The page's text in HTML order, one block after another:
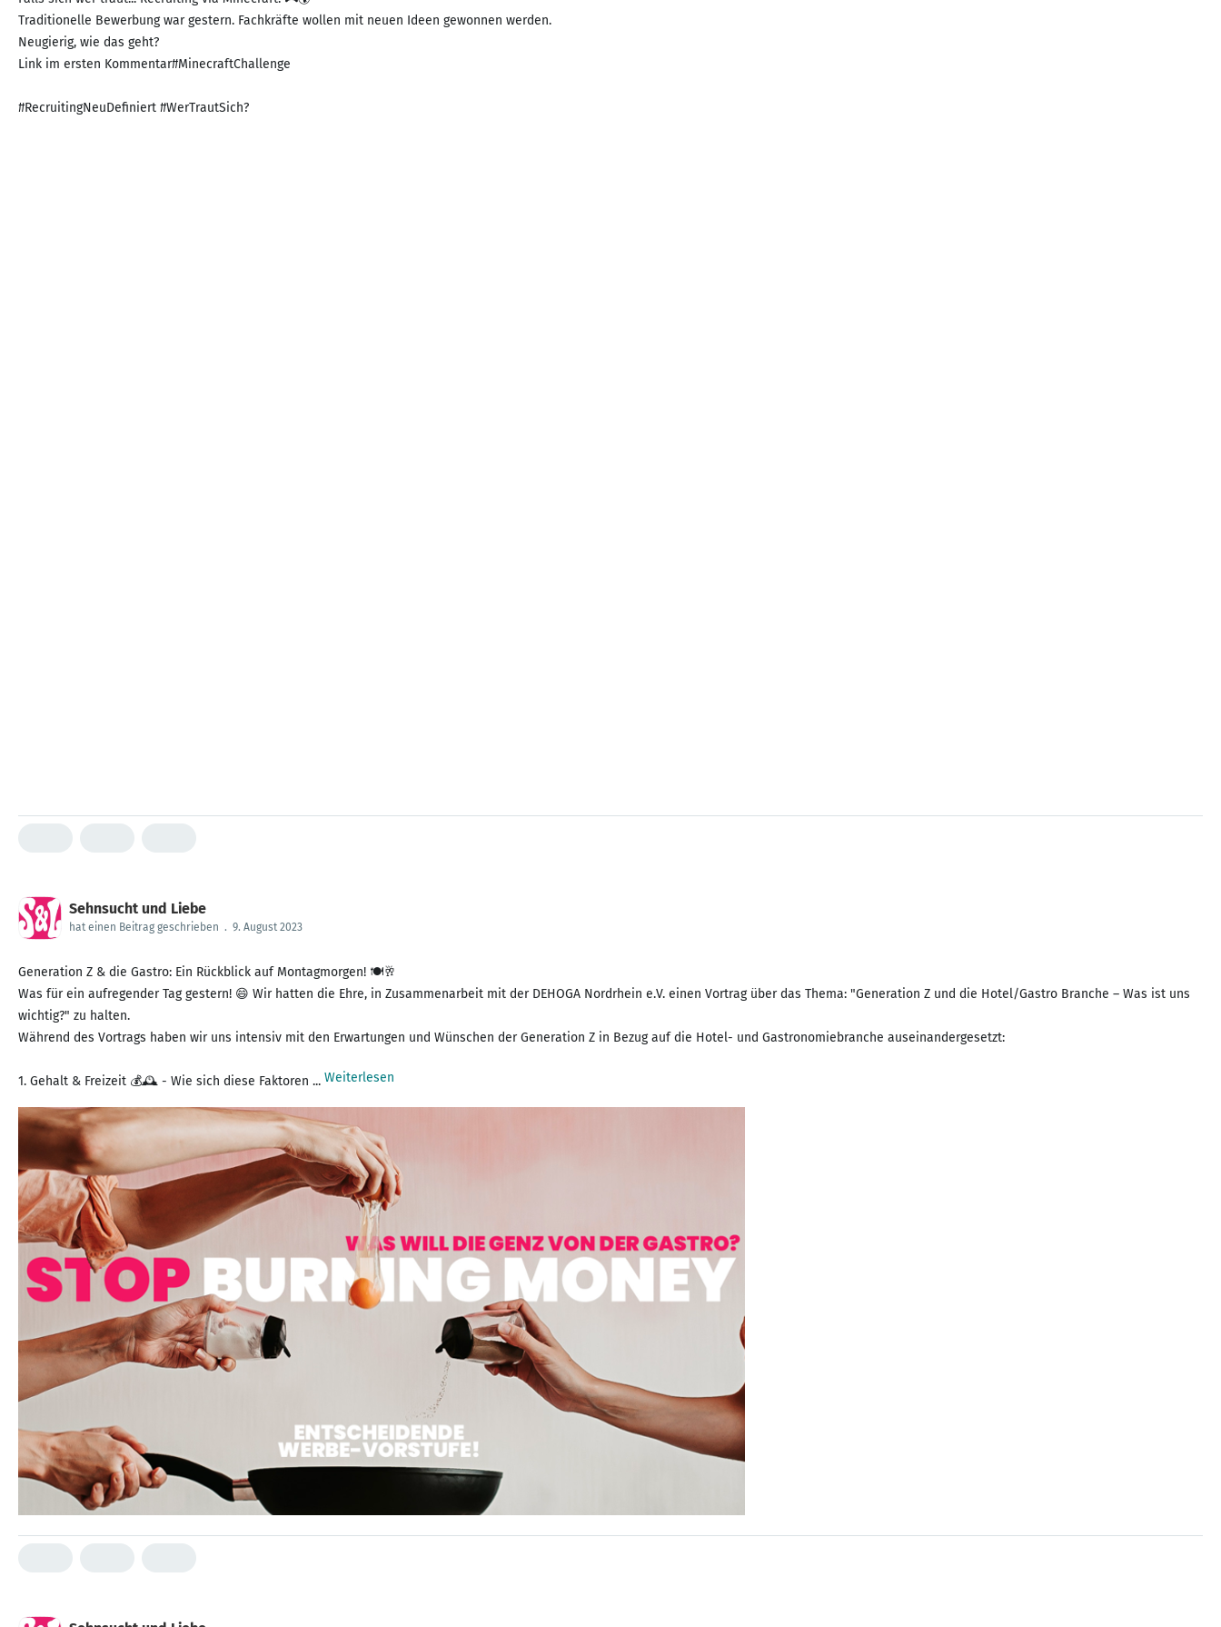
Traditionelle Bewerbung war gestern. Fachkräfte wollen mit neuen Ideen gewonnen werden.
Neugierig, wie das geht?
Link im ersten Kommentar#MinecraftChallenge
#RecruitingNeuDefiniert #WerTrautSich?
Sehnsucht und Liebe
hat einen Beitrag geschrieben . 9. August 2023
Generation Z & die Gastro: Ein Rückblick auf Montagmorgen! 🍽️🥂
Was für ein aufregender Tag gestern! 😄 Wir hatten die Ehre, in Zusammenarbeit mit der DEHOGA Nordrhein e.V. einen Vortrag über das Thema: "Generation Z und die Hotel/Gastro Branche – Was ist uns
wichtig?" zu halten.
Während des Vortrags haben wir uns intensiv mit den Erwartungen und Wünschen der Generation Z in Bezug auf die Hotel- und Gastronomiebranche auseinandergesetzt:
1. Gehalt & Freizeit 💰🕰️ - Wie sich diese Faktoren ... Weiterlesen